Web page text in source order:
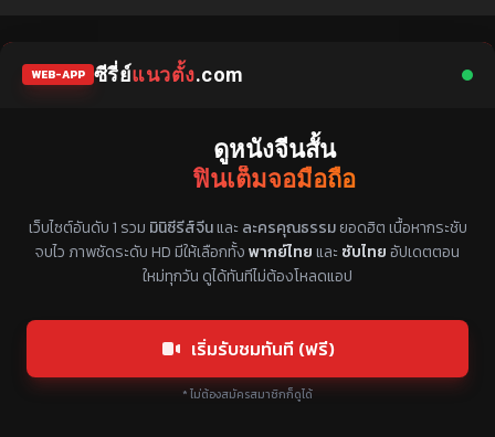
WEB-APP ซีรี่ย์แนวตั้ง.com
ดูหนังจีนสั้น
ฟินเต็มจอมือถือ
เว็บไซต์อันดับ 1 รวม มินิซีรีส์จีนและ ละครคุณธรรมยอดฮิต เนื้อหากระชับ
จบไว ภาพชัดระดับ HD มีให้เลือกทั้งพากย์ไทยและ ซับไทยอัปเดตตอน
ใหม่ทุกวัน ดูได้ทันทีไม่ต้องโหลดแอป
เริ่มรับชมทันที (ฟรี)
* ไม่ต้องสมัครสมาชิกก็ดูได้